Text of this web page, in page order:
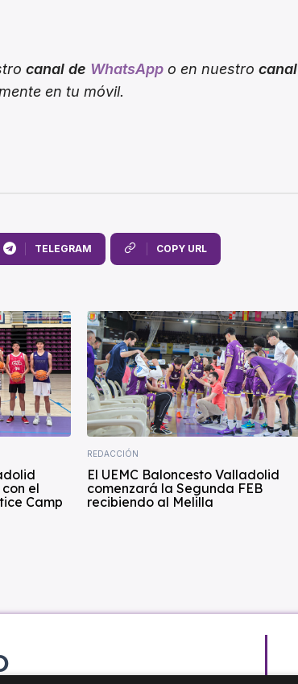
canal de WhatsApp o en nuestro canal
en tu móvil.
TELEGRAM COPY URL
el
Camp
REDACCIÓN
El UEMC Baloncesto Valladolid
comenzará la Segunda FEB
recibiendo al Melilla